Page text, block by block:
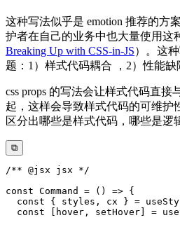
这种写法似乎是 emotion 推荐的方
护者在自己的业务中也大量使用这
Breaking Up with CSS-in-JS）。这
题：1）样式代码耦合 ，2）性能缺
css props 的写法会让样式代码直
起，这样会导致样式代码的可维护
区分出哪些是样式代码，哪些是逻
⧉
/** @jsx jsx */
const Command = ( ) => {
const
{ styles , cx } =
const
hover , setHover =